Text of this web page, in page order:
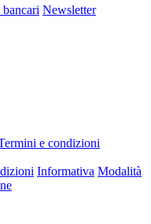
Newsletter
e condizioni
Informativa Modalità